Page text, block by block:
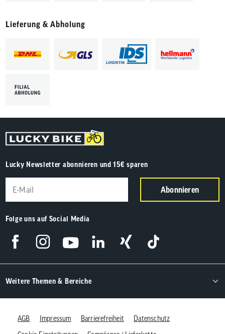
Lieferung & Abholung
Lucky Newsletter abonnieren und 15€ sparen
Abonnieren
Folge uns auf Social Media
Weitere Themen & Bereiche
AGB Impressum Barrierefreiheit
Datenschutz